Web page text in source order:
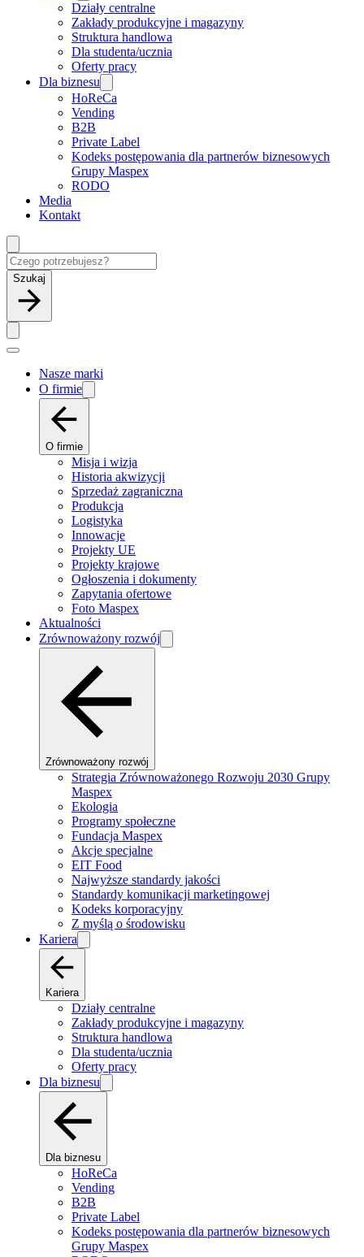
Działy centralne
Zakłady produkcyjne i magazyny
Struktura handlowa
Dla studenta/ucznia
Oferty pracy
Dla biznesu
HoReCa
Vending
B2B
Private Label
Kodeks postępowania dla partnerów biznesowych
Grupy Maspex
RODO
Media
Kontakt
Szukaj
Nasze marki
O firmie
O firmie
Misja i wizja
Historia akwizycji
Sprzedaż zagraniczna
Produkcja
Logistyka
Innowacje
Projekty UE
Projekty krajowe
Ogłoszenia i dokumenty
Zapytania ofertowe
Foto Maspex
Aktualności
Zrównoważony rozwój
Zrównoważony rozwój
Strategia Zrównoważonego Rozwoju 2030 Grupy
Maspex
Ekologia
Programy społeczne
Fundacja Maspex
Akcje specjalne
EIT Food
Najwyższe standardy jakości
Standardy komunikacji marketingowej
Kodeks korporacyjny
Z myślą o środowisku
Kariera
Kariera
Działy centralne
Zakłady produkcyjne i magazyny
Struktura handlowa
Dla studenta/ucznia
Oferty pracy
Dla biznesu
Dla biznesu
HoReCa
Vending
B2B
Private Label
Kodeks postępowania dla partnerów biznesowych
Grupy Maspex